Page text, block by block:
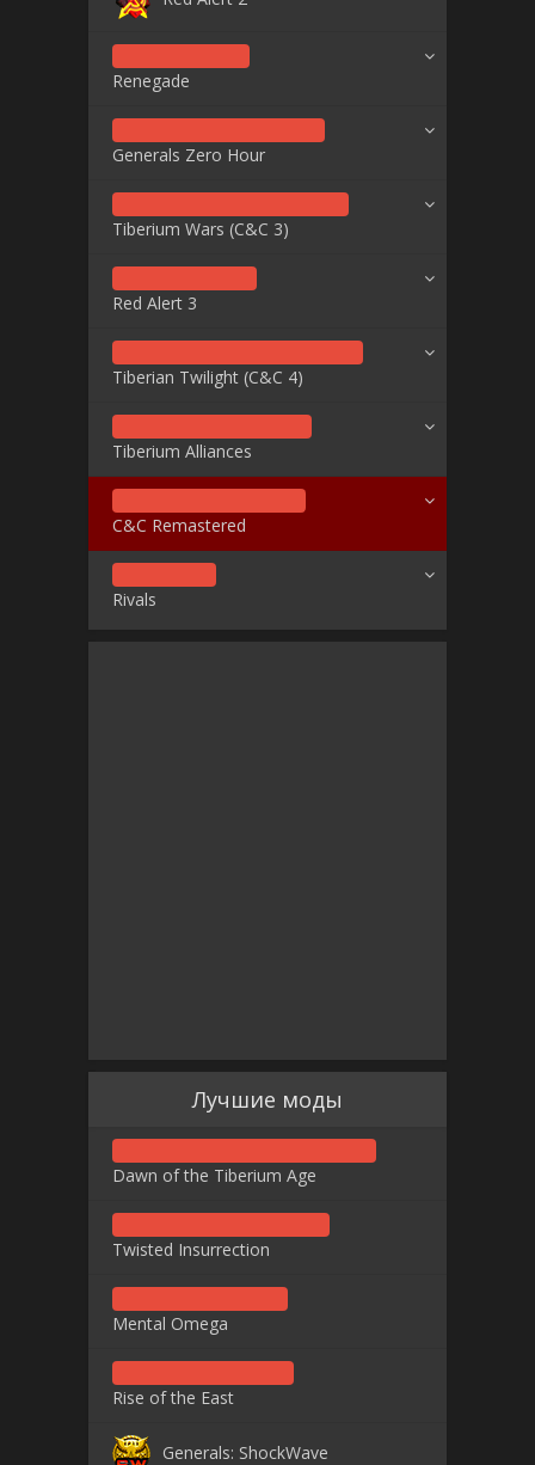
Renegade
Generals Zero Hour
Tiberium Wars (C&C 3)
Red Alert 3
Tiberian Twilight (C&C 4)
Tiberium Alliances
C&C Remastered
Rivals
Лучшие моды
Dawn of the Tiberium Age
Twisted Insurrection
Mental Omega
Rise of the East
Generals: ShockWave